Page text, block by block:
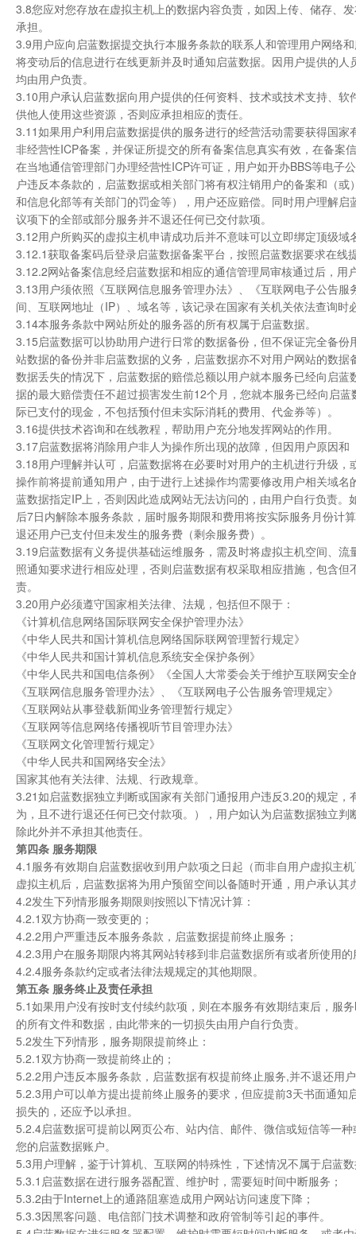
3.8您应对您存放在虚拟主机上的数据内容负责，如因上传、储存、
承担。
3.9用户应向启蓝数据提交执行本服务条款的联系人和管理用户网络
将变动后的信息进行在线更新并及时通知启蓝数据。因用户提供的
均由用户负责。
3.10用户承认启蓝数据向用户提供的任何资料、技术或技术支持、
供他人使用这些资源，否则应承担相应的责任。
3.11如果用户利用启蓝数据提供的服务进行的经营活动需要获得国
非经营性ICP备案，并保证所提交的所有备案信息真实有效，在备
在当地通信管理部门办理经营性ICP许可证，用户如开办BBS等电
户违反本条款的，启蓝数据或相关部门将有权注销用户的备案和（
和信息化部等有关部门的罚金等），用户还应赔偿。同时用户理解
议项下的全部或部分服务并不退还任何已交付款项。
3.12用户所购买的虚拟主机申请成功后并不意味可以立即绑定顶级域
3.12.1获取备案码后登录启蓝数据备案平台，按照启蓝数据要求在线
3.12.2网站备案信息经启蓝数据和相应的通信管理局审核通过后，
3.13用户须依照《互联网信息服务管理办法》、《互联网电子公告
间、互联网地址（IP）、域名等，该记录在国家有关机关依法查询
3.14本服务条款中网站所处的服务器的所有权属于启蓝数据。
3.15启蓝数据可以协助用户进行日常的数据备份，但不保证完全备
站数据的备份并非启蓝数据的义务，启蓝数据亦不对用户网站的数
数据丢失的情况下，启蓝数据的赔偿总额以用户就本服务已经向启
据的最大赔偿责任不超过损害发生前12个月，您就本服务已经向启
际已支付的现金，不包括预付但未实际消耗的费用、代金券等）。
3.16提供技术咨询和在线教程，帮助用户充分地发挥网站的作用。
3.17启蓝数据将消除用户非人为操作所出现的故障，但因用户原因
3.18用户理解并认可，启蓝数据将在必要时对用户的主机进行升级
操作前将提前通知用户，由于进行上述操作均需要修改用户相关域
蓝数据指定IP上，否则因此造成网站无法访问的，由用户自行负责
后7日内解除本服务条款，届时服务期限和费用将按实际服务月份计
退还用户已支付但未发生的服务费（剩余服务费）。
3.19启蓝数据有义务提供基础运维服务，需及时将虚拟主机空间、
照通知要求进行相应处理，否则启蓝数据有权采取相应措施，包含
责。
3.20用户必须遵守国家相关法律、法规，包括但不限于：
《计算机信息网络国际联网安全保护管理办法》
《中华人民共和国计算机信息网络国际联网管理暂行规定》
《中华人民共和国计算机信息系统安全保护条例》
《中华人民共和国电信条例》《全国人大常委会关于维护互联网安全
《互联网信息服务管理办法》、《互联网电子公告服务管理规定》
《互联网站从事登载新闻业务管理暂行规定》
《互联网等信息网络传播视听节目管理办法》
《互联网文化管理暂行规定》
《中华人民共和国网络安全法》
国家其他有关法律、法规、行政规章。
3.21如启蓝数据独立判断或国家有关部门通报用户违反3.20的规定
为，且不进行退还任何已交付款项。），用户如认为启蓝数据独立
除此外并不承担其他责任。
第四条 服务期限
4.1服务有效期自启蓝数据收到用户款项之日起（而非自用户虚拟主
虚拟主机后，启蓝数据将为用户预留空间以备随时开通，用户承认
4.2发生下列情形服务期限则按照以下情况计算：
4.2.1双方协商一致变更的；
4.2.2用户严重违反本服务条款，启蓝数据提前终止服务；
4.2.3用户在服务期限内将其网站转移到非启蓝数据所有或者所使用
4.2.4服务条款约定或者法律法规规定的其他期限。
第五条 服务终止及责任承担
5.1如果用户没有按时支付续约款项，则在本服务有效期结束后，服
的所有文件和数据，由此带来的一切损失由用户自行负责。
5.2发生下列情形，服务期限提前终止：
5.2.1双方协商一致提前终止的；
5.2.2用户违反本服务条款，启蓝数据有权提前终止服务,并不退还用
5.2.3用户可以单方提出提前终止服务的要求，但应提前3天书面通
损失的，还应予以承担。
5.2.4启蓝数据可提前以网页公布、站内信、邮件、微信或短信等一
您的启蓝数据账户。
5.3用户理解，鉴于计算机、互联网的特殊性，下述情况不属于启蓝
5.3.1启蓝数据在进行服务器配置、维护时，需要短时间中断服务；
5.3.2由于Internet上的通路阻塞造成用户网站访问速度下降；
5.3.3因黑客问题、电信部门技术调整和政府管制等引起的事件。